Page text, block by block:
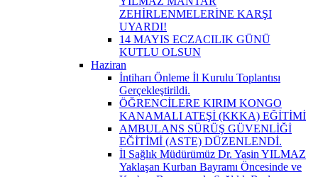
ZEHİRLENMELERİNE KARŞI
UYARDI!
14 MAYIS ECZACILIK GÜNÜ
KUTLU OLSUN
Haziran
İntiharı Önleme İl Kurulu Toplantısı
Gerçekleştirildi.
ÖĞRENCİLERE KIRIM KONGO
KANAMALI ATEŞİ (KKKA) EĞİTİMİ
AMBULANS SÜRÜŞ GÜVENLİĞİ
EĞİTİMİ (ASTE) DÜZENLENDİ.
İl Sağlık Müdürümüz Dr. Yasin YILMAZ
Yaklaşan Kurban Bayramı Öncesinde ve